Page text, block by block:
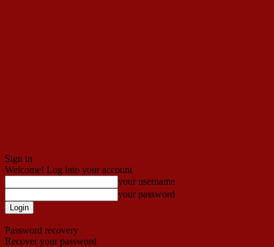
Sign in
Welcome! Log into your account
your username
your password
Password recovery
Recover your password